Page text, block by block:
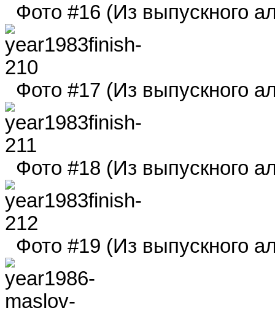
Фото #16 (Из выпускного
Фото #17 (Из выпускного
Фото #18 (Из выпускного
Фото #19 (Из выпускного